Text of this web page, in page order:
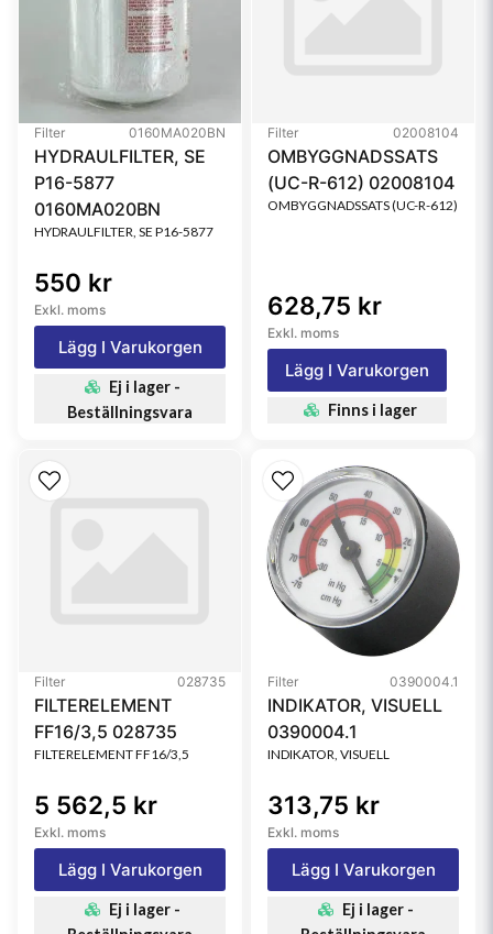
Filter 0160MA020BN
HYDRAULFILTER, SE
P16-5877
0160MA020BN
HYDRAULFILTER, SE P16-5877
550 kr
Exkl. moms
Lägg I Varukorgen
Ej i lager -
Beställningsvara
Filter 02008104
OMBYGGNADSSATS
(UC-R-612) 02008104
OMBYGGNADSSATS (UC-R-612)
628,75 kr
Exkl. moms
Lägg I Varukorgen
Finns i lager
Filter 028735
FILTERELEMENT
FF16/3,5 028735
FILTERELEMENT FF16/3,5
5 562,5 kr
Exkl. moms
Lägg I Varukorgen
Ej i lager -
Filter 0390004.1
INDIKATOR, VISUELL
0390004.1
INDIKATOR, VISUELL
313,75 kr
Exkl. moms
Lägg I Varukorgen
Ej i lager -